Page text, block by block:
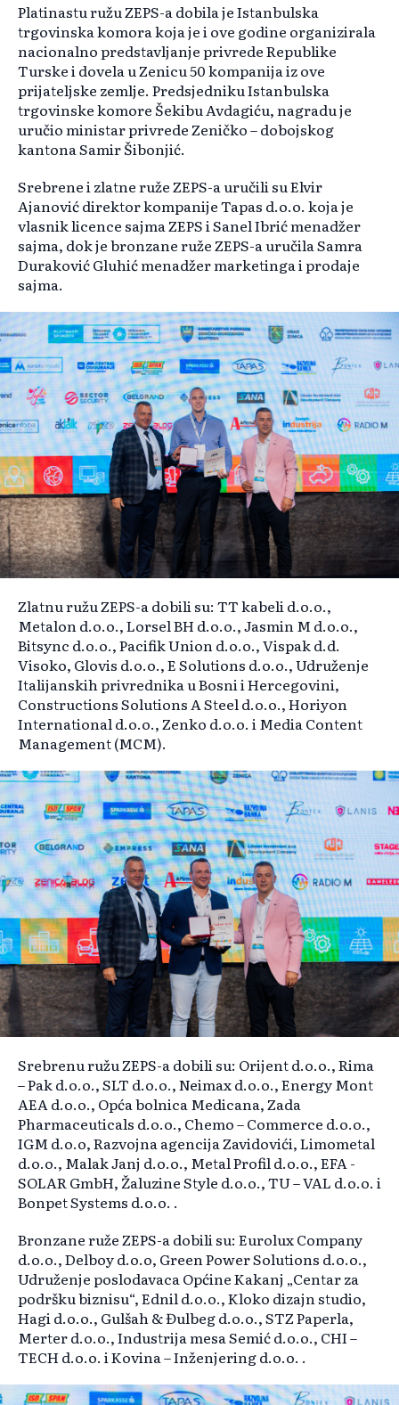
Platinastu ružu ZEPS-a dobila je Istanbulska
trgovinska komora koja je i ove godine organizirala
nacionalno predstavljanje privrede Republike
Turske i dovela u Zenicu 50 kompanija iz ove
prijateljske zemlje. Predsjedniku Istanbulska
trgovinske komore Šekibu Avdagiću, nagradu je
uručio ministar privrede Zeničko – dobojskog
kantona Samir Šibonjić.
Srebrene i zlatne ruže ZEPS-a uručili su Elvir
Ajanović direktor kompanije Tapas d.o.o. koja je
vlasnik licence sajma ZEPS i Sanel Ibrić menadžer
sajma, dok je bronzane ruže ZEPS-a uručila Samra
Duraković Gluhić menadžer marketinga i prodaje
sajma.
Zlatnu ružu ZEPS-a dobili su: TT kabeli d.o.o.,
Metalon d.o.o., Lorsel BH d.o.o., Jasmin M d.o.o.,
Bitsync d.o.o., Pacifik Union d.o.o., Vispak d.d.
Visoko, Glovis d.o.o., E Solutions d.o.o., Udruženje
Italijanskih privrednika u Bosni i Hercegovini,
Constructions Solutions A Steel d.o.o., Horiyon
International d.o.o., Zenko d.o.o. i Media Content
Management (MCM).
Srebrenu ružu ZEPS-a dobili su: Orijent d.o.o., Rima
– Pak d.o.o., SLT d.o.o., Neimax d.o.o., Energy Mont
AEA d.o.o., Opća bolnica Medicana, Zada
Pharmaceuticals d.o.o., Chemo – Commerce d.o.o.,
IGM d.o.o, Razvojna agencija Zavidovići, Limometal
d.o.o., Malak Janj d.o.o., Metal Profil d.o.o., EFA -
SOLAR GmbH, Žaluzine Style d.o.o., TU – VAL d.o.o. i
Bonpet Systems d.o.o. .
Bronzane ruže ZEPS-a dobili su: Eurolux Company
d.o.o., Delboy d.o.o, Green Power Solutions d.o.o.,
Udruženje poslodavaca Općine Kakanj „Centar za
podršku biznisu“, Ednil d.o.o., Kloko dizajn studio,
Hagi d.o.o., Gulšah & Đulbeg d.o.o., STZ Paperla,
Merter d.o.o., Industrija mesa Semić d.o.o., CHI –
TECH d.o.o. i Kovina – Inženjering d.o.o. .